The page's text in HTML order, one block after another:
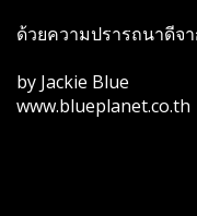
ด้วยความปรารถนาดีจ
by Jackie Blue
www.blueplanet.co.th